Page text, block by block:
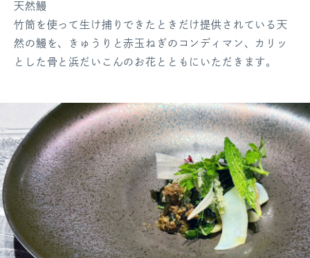
天然鰻
竹筒を使って生け捕りできたときだけ提供されている天
然の鰻を、きゅうりと赤玉ねぎのコンディマン、カリッ
とした骨と浜だいこんのお花とともにいただきます。